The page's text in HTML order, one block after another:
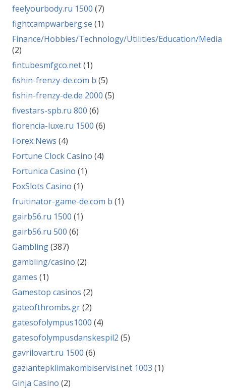
feelyourbody.ru 1500 (7)
fightcampwarberg.se (1)
Finance/Hobbies/Technology/Utilities/Education/Media
(2)
fintubesmfgco.net(1)
fishin-frenzy-de.com b (5)
fishin-frenzy-de.de 2000 (5)
fivestars-spb.ru 800 (6)
florencia-luxe.ru 1500 (6)
Forex News (4)
Fortune Clock Casino (4)
Fortunica Casino (1)
FoxSlots Casino (1)
fruitinator-game-de.com b (1)
gairb56.ru 1500 (1)
gairb56.ru 500 (6)
Gambling(387)
gambling/casino (2)
games (1)
Gamestop casinos (2)
gateofthrombs.gr(2)
gatesofolympus1000 (4)
gatesofolympusdanskespil2 (5)
gavrilovart.ru 1500 (6)
gaziantepklimakombiservisi.net 1003 (1)
Ginja Casino (2)